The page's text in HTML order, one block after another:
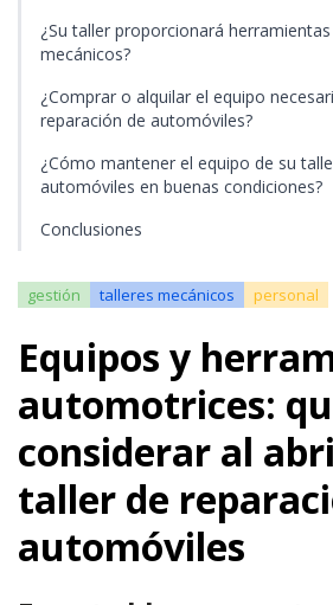
¿Su taller proporcionará
mecánicos?
¿Comprar o alquilar el equipo
reparación de automóviles?
¿Cómo mantener el equipo de su
automóviles en buenas condiciones?
Conclusiones
gestión talleres mecánicos personal
Equipos y
automotrices:
considerar al
taller de
automóviles